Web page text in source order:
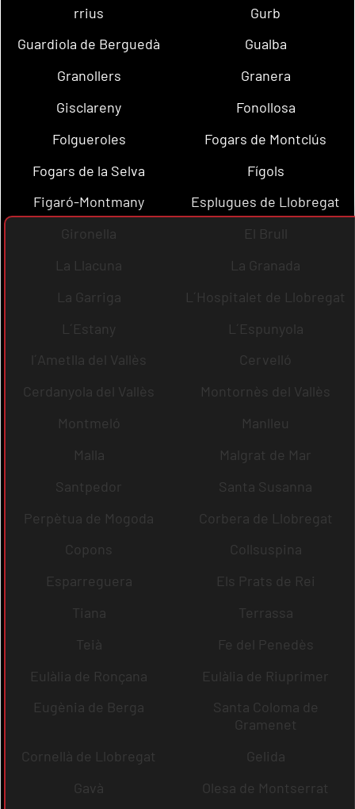
rrius
Gurb
Guardiola de Berguedà
Gualba
Granollers
Granera
Gisclareny
Fonollosa
Folgueroles
Fogars de Montclús
Fogars de la Selva
Fígols
Figaró-Montmany
Esplugues de Llobregat
Gironella
El Brull
La Llacuna
La Granada
La Garriga
L´Hospitalet de Llobregat
L´Estany
L´Espunyola
l´Ametlla del Vallès
Cervelló
Cerdanyola del Vallès
Montornès del Vallès
Montmeló
Manlleu
Malla
Malgrat de Mar
Santpedor
Santa Susanna
Perpètua de Mogoda
Corbera de Llobregat
Copons
Collsuspina
Esparreguera
Els Prats de Rei
Tiana
Terrassa
Teià
Fe del Penedès
Eulàlia de Ronçana
Eulàlia de Riuprimer
Eugènia de Berga
Santa Coloma de
Gramenet
Cornellà de Llobregat
Gelida
Gavà
Olesa de Montserrat